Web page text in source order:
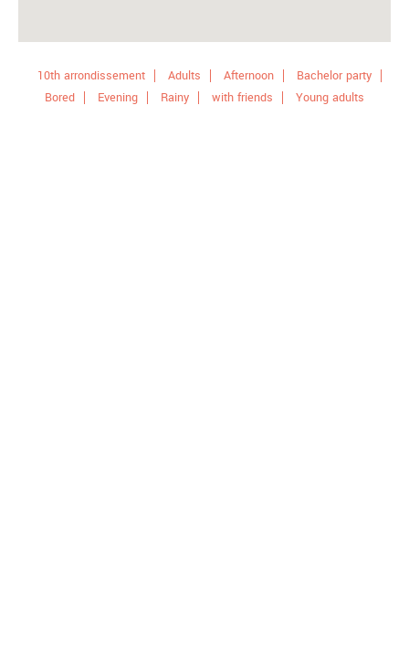
10th arrondissement Adults Afternoon
Bachelor party
Bored
Evening Rainy with friends Young adults